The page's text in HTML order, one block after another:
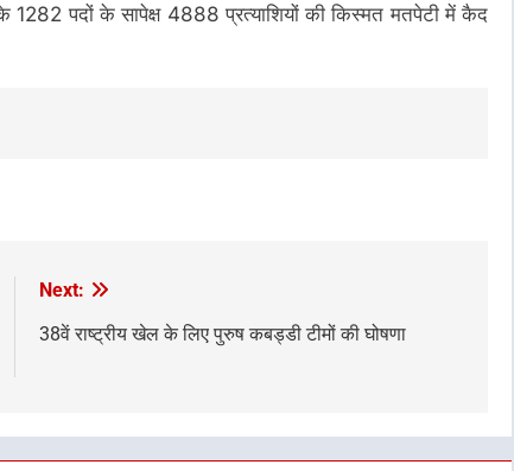
1282 पदों के सापेक्ष 4888 प्रत्याशियों की किस्मत मतपेटी में कैद
Next:
38वें राष्ट्रीय खेल के लिए पुरुष कबड्डी टीमों की घोषणा